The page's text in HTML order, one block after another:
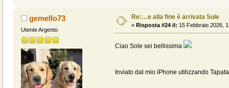
gemello73
Utente Argento
Re:…e alla fine è arrivata Sole
« Risposta #24 il: 15 Febbraio 2026,
Ciao Sole sei bellissima
Inviato dal mio iPhone utilizzando